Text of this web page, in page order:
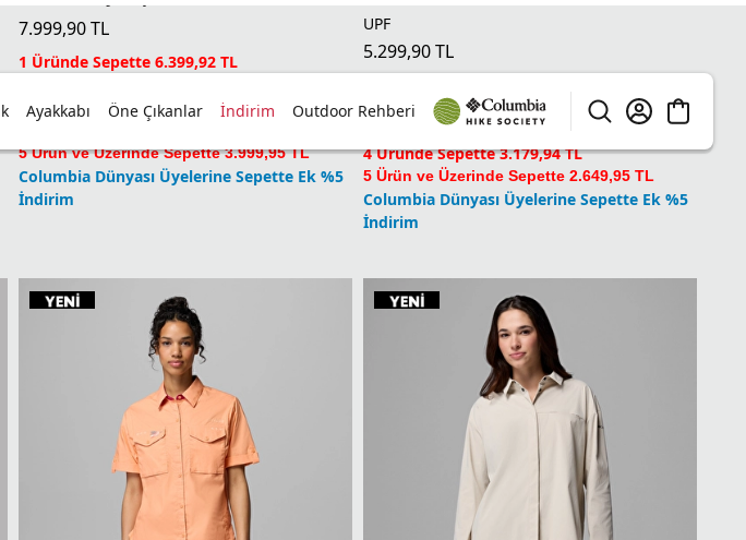
Ayakkabı Öne Çıkanlar Outdoor Rehberi
68 Sonuç Sırala
3 Üründe Sepette 5.599,93 TL
4 Üründe Sepette 4.799,94 TL
5 Ürün ve Üzerinde Sepette 3.999,95 TL
İndirim
2 Üründe Sepette 3.974,93 TL
3 Üründe Sepette 3.709,93 TL
4 Üründe Sepette 3.179,94 TL
5 Ürün ve Üzerinde Sepette 2.649,95 TL
Columbia Dünyası Üyelerine Sepette Ek %5